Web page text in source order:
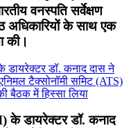
वनस्पति सर्वेक्षण
अधिकारियों के साथ एक
की।
के डायरेक्टर डॉ. कनाद